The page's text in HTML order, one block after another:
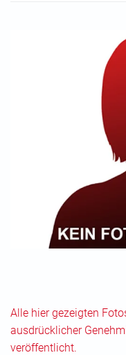
Alle hier gezeigten
ausdrücklicher
veröffentlicht.